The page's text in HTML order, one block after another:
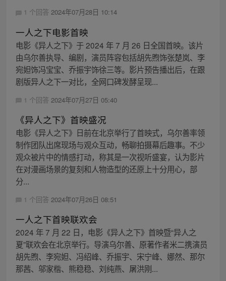
1 个回答 2024年07月28日 10:14
一人之下电影首映
电影《异人之下》于 2024 年 7 月 26 日全国首映。该片
由乌尔善执导、编剧，演员阵容包括胡先煦饰张楚岚、李
宛妲饰冯宝宝、乔振宇饰徐三等。影片预告播出后，在跟
剧版异人之下一对比，全网口碑发酵呈现...
1 个回答 2024年07月27日 05:40
《异人之下》首映盛况
电影《异人之下》日前在北京举行了首映式，乌尔善率领
制作团队出席现场与观众互动，畅聊拍摄幕后趣事。不少
观众被片中的情感打动，称其是一次视听盛宴，认为影片
在对漫画场景的复刻和人物造型的还原上十分用心，部
分...
1 个回答 2024年07月26日 08:51
一人之下首映联欢会
2024 年 7 月 22 日，电影《异人之下》首映暨“异人之
夏”联欢会在北京举行。导演乌尔善、原著作者米二携演员
胡先煦、李宛妲、冯绍峰、乔振宇、宋宁峰、娜然、那尔
那茜、邬家楷、熊稳稳、刘纯燕、屠洪刚...